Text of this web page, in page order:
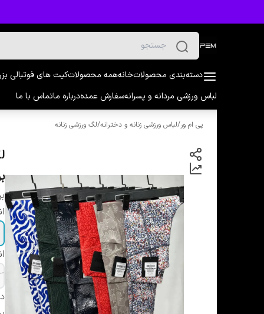
دسته‌بندی محصولاتخانههمه محصولاتکیت های فوتبالی
لباس ورزشی مردانه و پسرانهسفارش عمدهدرباره ماتماس با ما
پی ام ور/لباس ورزشی زنانه و دخترانه/لگ ورزشی زنانه